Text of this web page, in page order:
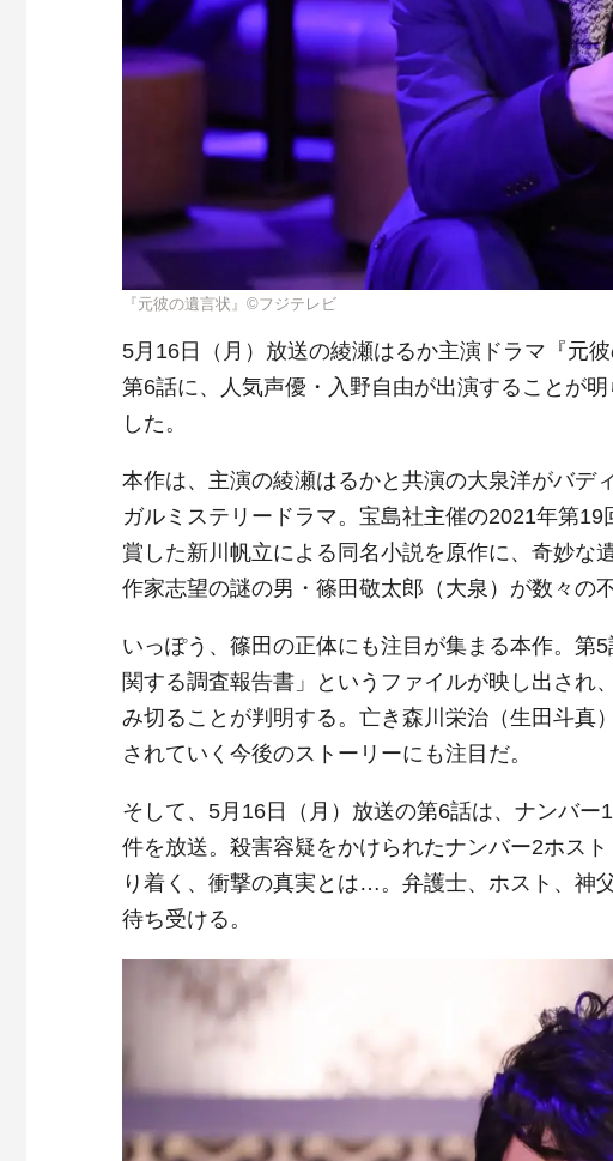
『元彼の遺言状』©フジテレビ
5月16日（月）放送の綾瀬はるか主演ドラマ『元
第6話に、人気声優・入野自由が出演することが
した。
本作は、主演の綾瀬はるかと共演の大泉洋がバデ
ガルミステリードラマ。宝島社主催の2021年第
賞した新川帆立による同名小説を原作に、奇妙な
作家志望の謎の男・篠田敬太郎（大泉）が数々の
いっぽう、篠田の正体にも注目が集まる本作。第
関する調査報告書」というファイルが映し出され
み切ることが判明する。亡き森川栄治（生田斗真
されていく今後のストーリーにも注目だ。
そして、5月16日（月）放送の第6話は、ナンバ
件を放送。殺害容疑をかけられたナンバー2ホス
り着く、衝撃の真実とは…。弁護士、ホスト、神
待ち受ける。